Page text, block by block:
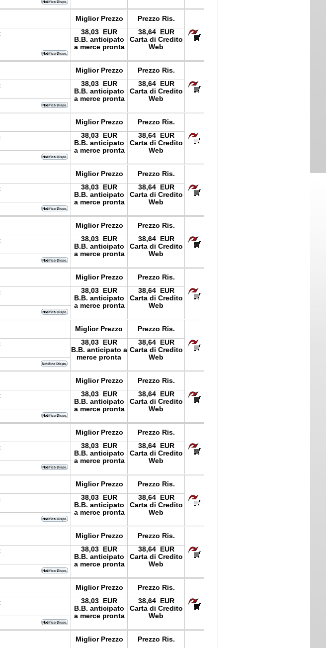
Miglior Prezzo
Prezzo Ris.
38,03 EUR
B.B. anticipato
a merce pronta
38,64 EUR
Carta di Credito
Web
Miglior Prezzo
Prezzo Ris.
38,03 EUR
B.B. anticipato
a merce pronta
38,64 EUR
Carta di Credito
Web
Miglior Prezzo
Prezzo Ris.
38,03 EUR
B.B. anticipato
a merce pronta
38,64 EUR
Carta di Credito
Web
Miglior Prezzo
Prezzo Ris.
38,03 EUR
B.B. anticipato
a merce pronta
38,64 EUR
Carta di Credito
Web
Miglior Prezzo
Prezzo Ris.
38,03 EUR
B.B. anticipato
a merce pronta
38,64 EUR
Carta di Credito
Web
Miglior Prezzo
Prezzo Ris.
38,03 EUR
B.B. anticipato
a merce pronta
38,64 EUR
Carta di Credito
Web
Miglior Prezzo
Prezzo Ris.
38,03 EUR
B.B. anticipato a
merce pronta
38,64 EUR
Carta di Credito
Web
Miglior Prezzo
Prezzo Ris.
38,03 EUR
B.B. anticipato
a merce pronta
38,64 EUR
Carta di Credito
Web
Miglior Prezzo
Prezzo Ris.
38,03 EUR
B.B. anticipato
a merce pronta
38,64 EUR
Carta di Credito
Web
Miglior Prezzo
Prezzo Ris.
38,03 EUR
B.B. anticipato
a merce pronta
38,64 EUR
Carta di Credito
Web
Miglior Prezzo
Prezzo Ris.
38,03 EUR
B.B. anticipato
a merce pronta
38,64 EUR
Carta di Credito
Web
Miglior Prezzo
Prezzo Ris.
38,03 EUR
B.B. anticipato
a merce pronta
38,64 EUR
Carta di Credito
Web
Miglior Prezzo
Prezzo Ris.